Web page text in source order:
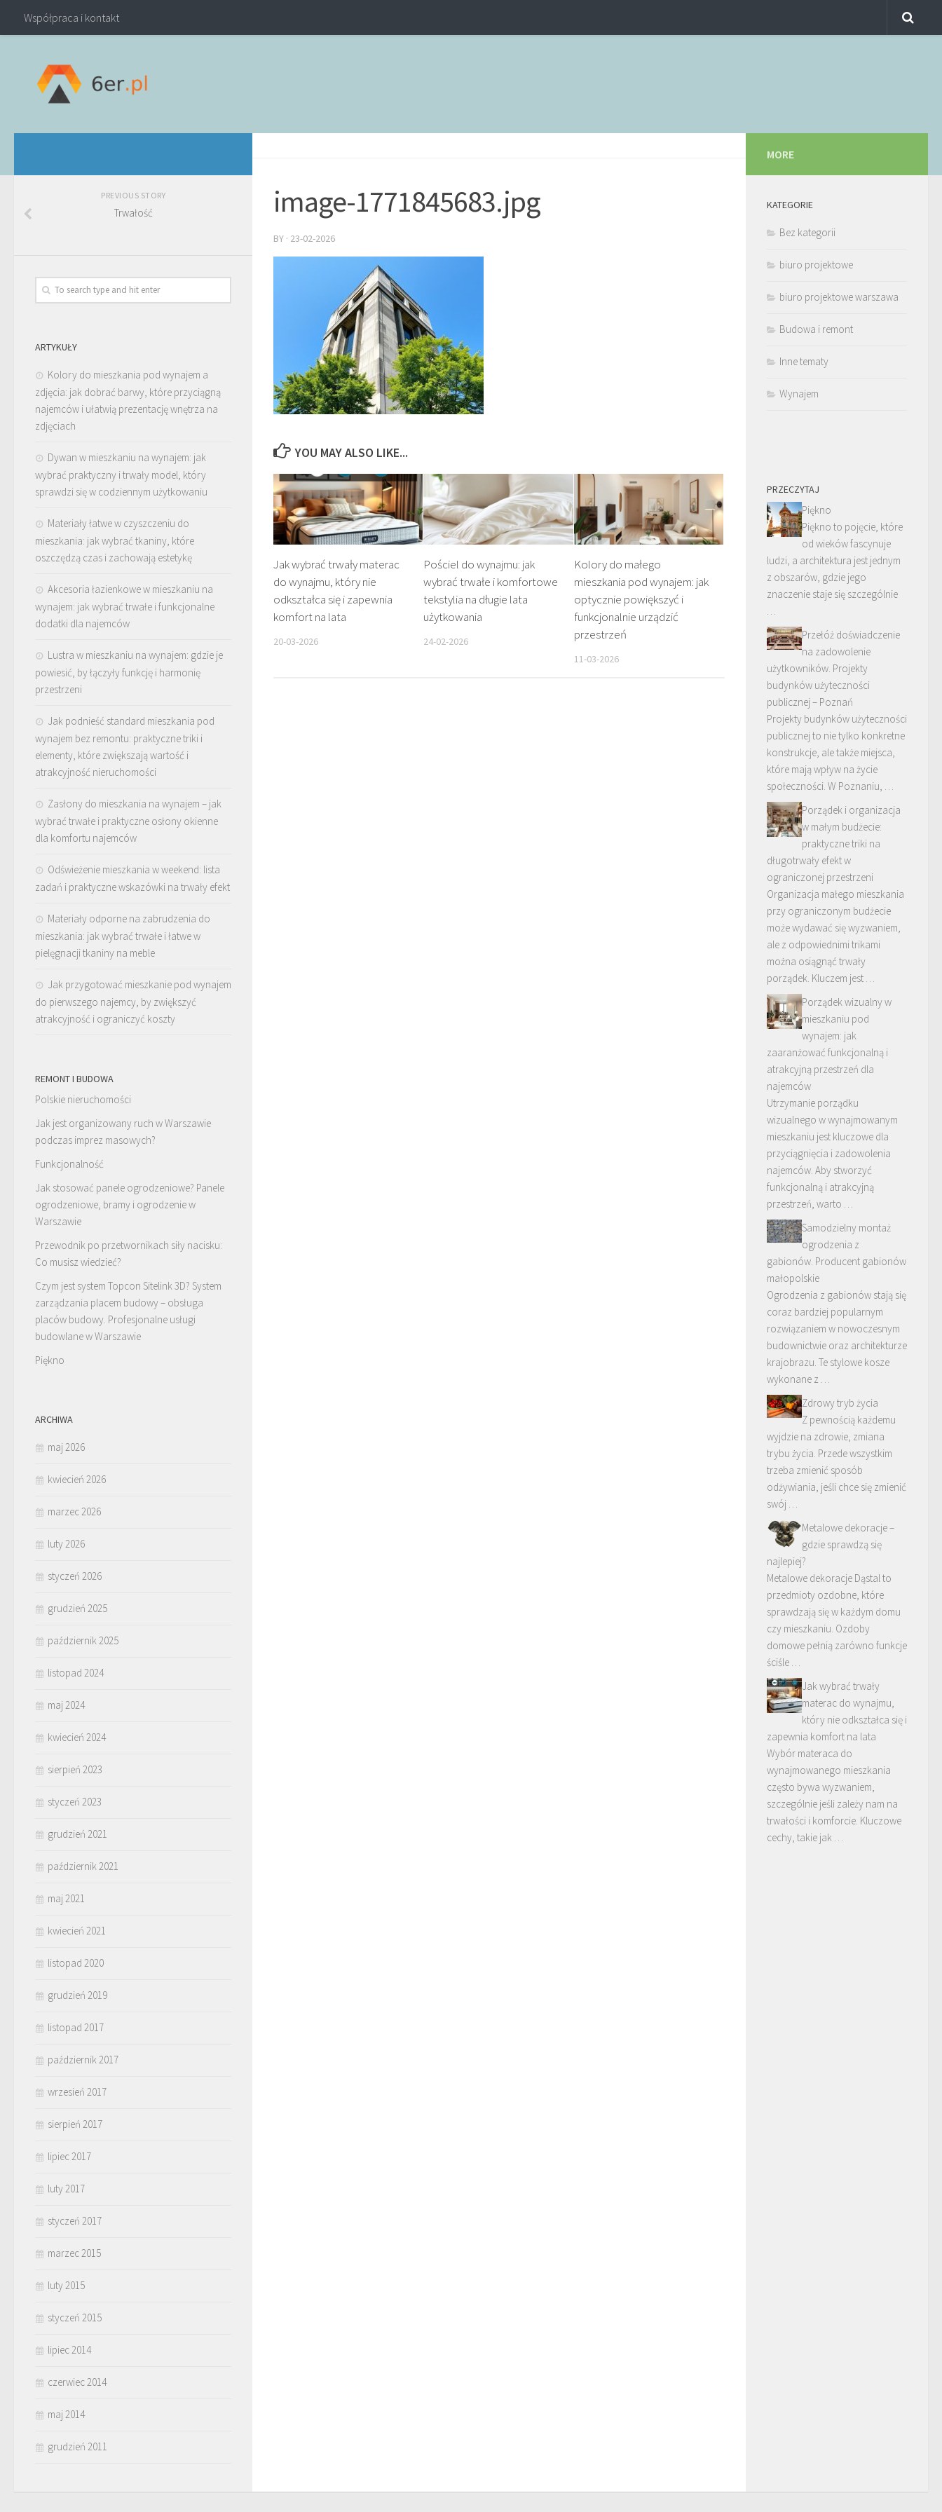
Współpraca i kontakt
image-1771845683.jpg
BY · 23-02-2026
YOU MAY ALSO LIKE...
Jak wybrać trwały materac
do wynajmu, który nie
odkształca się i zapewnia
komfort na lata
20-03-2026
Pościel do wynajmu: jak
wybrać trwałe i komfortowe
tekstylia na długie lata
użytkowania
24-02-2026
Kolory do małego
mieszkania pod wynajem: jak
optycznie powiększyć i
funkcjonalnie urządzić
przestrzeń
11-03-2026
PREVIOUS STORY
Trwałość
ARTYKUŁY
Kolory do mieszkania pod wynajem a
zdjęcia: jak dobrać barwy, które przyciągną
najemców i ułatwią prezentację wnętrza na
zdjęciach
Dywan w mieszkaniu na wynajem: jak
wybrać praktyczny i trwały model, który
sprawdzi się w codziennym użytkowaniu
Materiały łatwe w czyszczeniu do
mieszkania: jak wybrać tkaniny, które
oszczędzą czas i zachowają estetykę
Akcesoria łazienkowe w mieszkaniu na
wynajem: jak wybrać trwałe i funkcjonalne
dodatki dla najemców
Lustra w mieszkaniu na wynajem: gdzie je
powiesić, by łączyły funkcję i harmonię
przestrzeni
Jak podnieść standard mieszkania pod
wynajem bez remontu: praktyczne triki i
elementy, które zwiększają wartość i
atrakcyjność nieruchomości
Zasłony do mieszkania na wynajem – jak
wybrać trwałe i praktyczne osłony okienne
dla komfortu najemców
Odświeżenie mieszkania w weekend: lista
zadań i praktyczne wskazówki na trwały efekt
Materiały odporne na zabrudzenia do
mieszkania: jak wybrać trwałe i łatwe w
pielęgnacji tkaniny na meble
Jak przygotować mieszkanie pod wynajem
do pierwszego najemcy, by zwiększyć
atrakcyjność i ograniczyć koszty
REMONT I BUDOWA
Polskie nieruchomości
Jak jest organizowany ruch w Warszawie
podczas imprez masowych?
Funkcjonalność
Jak stosować panele ogrodzeniowe? Panele
ogrodzeniowe, bramy i ogrodzenie w
Warszawie
Przewodnik po przetwornikach siły nacisku:
Co musisz wiedzieć?
Czym jest system Topcon Sitelink 3D? System
zarządzania placem budowy – obsługa
placów budowy. Profesjonalne usługi
budowlane w Warszawie
Piękno
ARCHIWA
maj 2026
kwiecień 2026
marzec 2026
luty 2026
styczeń 2026
grudzień 2025
październik 2025
listopad 2024
maj 2024
kwiecień 2024
sierpień 2023
styczeń 2023
grudzień 2021
październik 2021
maj 2021
kwiecień 2021
listopad 2020
grudzień 2019
listopad 2017
październik 2017
wrzesień 2017
sierpień 2017
lipiec 2017
luty 2017
styczeń 2017
marzec 2015
luty 2015
styczeń 2015
lipiec 2014
czerwiec 2014
maj 2014
grudzień 2011
MORE
KATEGORIE
Bez kategorii
biuro projektowe
biuro projektowe warszawa
Budowa i remont
Inne tematy
Wynajem
PRZECZYTAJ
Piękno
Piękno to pojęcie, które
od wieków fascynuje
ludzi, a architektura jest jednym
z obszarów, gdzie jego
znaczenie staje się szczególnie
…
Przełóż doświadczenie
na zadowolenie
użytkowników. Projekty
budynków użyteczności
publicznej – Poznań
Projekty budynków użyteczności
publicznej to nie tylko konkretne
konstrukcje, ale także miejsca,
które mają wpływ na życie
społeczności. W Poznaniu, …
Porządek i organizacja
w małym budżecie:
praktyczne triki na
długotrwały efekt w
ograniczonej przestrzeni
Organizacja małego mieszkania
przy ograniczonym budżecie
może wydawać się wyzwaniem,
ale z odpowiednimi trikami
można osiągnąć trwały
porządek. Kluczem jest …
Porządek wizualny w
mieszkaniu pod
wynajem: jak
zaaranżować funkcjonalną i
atrakcyjną przestrzeń dla
najemców
Utrzymanie porządku
wizualnego w wynajmowanym
mieszkaniu jest kluczowe dla
przyciągnięcia i zadowolenia
najemców. Aby stworzyć
funkcjonalną i atrakcyjną
przestrzeń, warto …
Samodzielny montaż
ogrodzenia z
gabionów. Producent gabionów
małopolskie
Ogrodzenia z gabionów stają się
coraz bardziej popularnym
rozwiązaniem w nowoczesnym
budownictwie oraz architekturze
krajobrazu. Te stylowe kosze
wykonane z …
Zdrowy tryb życia
Z pewnością każdemu
wyjdzie na zdrowie, zmiana
trybu życia. Przede wszystkim
trzeba zmienić sposób
odżywiania, jeśli chce się zmienić
swój …
Metalowe dekoracje –
gdzie sprawdzą się
najlepiej?
Metalowe dekoracje Dąstal to
przedmioty ozdobne, które
sprawdzają się w każdym domu
czy mieszkaniu. Ozdoby
domowe pełnią zarówno funkcje
ściśle …
Jak wybrać trwały
materac do wynajmu,
który nie odkształca się i
zapewnia komfort na lata
Wybór materaca do
wynajmowanego mieszkania
często bywa wyzwaniem,
szczególnie jeśli zależy nam na
trwałości i komforcie. Kluczowe
cechy, takie jak …